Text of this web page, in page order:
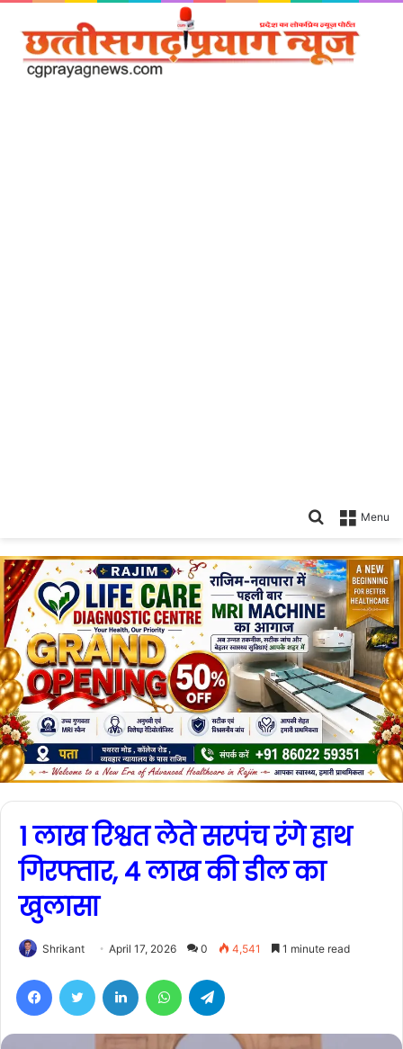
Menu
Search
1 लाख रिश्वत लेते सरपंच रंगे हाथ
गिरफ्तार, 4 लाख की डील का
खुलासा
Shrikant April 17, 2026 0 4,541 1 minute read